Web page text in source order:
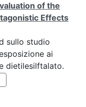
of the
Effects
sullo studio
ai
dietilesilftalato.